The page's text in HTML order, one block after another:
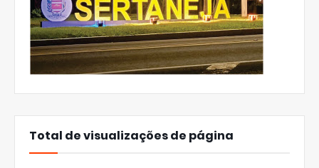
Total de visualizações de página